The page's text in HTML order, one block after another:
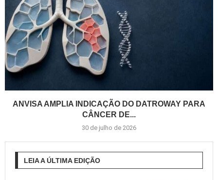
ANVISA AMPLIA INDICAÇÃO DO DATROWAY PARA
CÂNCER DE...
30 de julho de 2026
LEIA A ÚLTIMA EDIÇÃO